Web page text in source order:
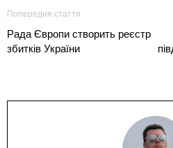
Попередня стаття
Рада Європи створить реєстр
збитків України